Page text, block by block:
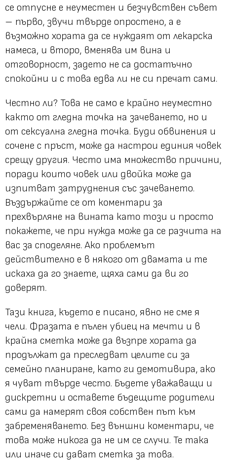
се отпусне е неуместен и безчувствен съвет
– първо, звучи твърде опростено, а е
възможно хората да се нуждаят от лекарска
намеса, и второ, вменява им вина и
отговорност, задето не са достатъчно
спокойни и с това едва ли не си пречат сами.
Честно ли? Това не само е крайно неуместно
както от гледна точка на зачеването, но и
от сексуална гледна точка. Буди обвинения и
сочене с пръст, може да настрои единия човек
срещу другия. Често има множество причини,
поради които човек или двойка може да
изпитват затруднения със зачеването.
Въздържайте се от коментари за
прехвърляне на вината като този и просто
покажете, че при нужда може да се разчита на
вас за споделяне. Ако проблемът
действително е в някого от двамата и те
искаха да го знаете, щяха сами да ви го
доверят.
Тази книга, където е писано, явно не сме я
чели. Фразата е пълен убиец на мечти и в
крайна сметка може да възпре хората да
продължат да преследват целите си за
семейно планиране, като ги демотивира, ако
я чуват твърде често. Бъдете уважаващи и
дискретни и оставете бъдещите родители
сами да намерят своя собствен път към
забременяването. Без външни коментари, че
това може никога да не им се случи. Те така
или иначе си дават сметка за това.